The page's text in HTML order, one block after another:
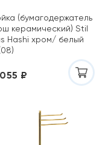
(бумагодержатель
керамический) Stil
Hashi хром/ белый
₽